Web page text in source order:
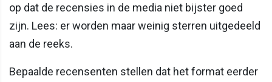
op dat de recensies in de media niet bijster goed
zijn. Lees: er worden maar weinig sterren uitgedeeld
aan de reeks.
Bepaalde recensenten stellen dat het format eerder